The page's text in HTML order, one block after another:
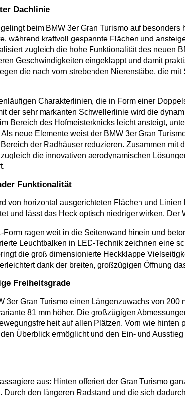
Dachlinie
beim BMW 3er Gran Turismo auf
während kraftvoll gespannte Flächen und
zugleich die hohe Funktionalität des neuen
Geschwindigkeiten eingeklappt und damit
die nach vorn strebenden Nierenstäbe, die
Charakterlinien, die in Form einer
der sehr markanten Schwellerlinie wird die
Bereich des Hofmeisterknicks leicht ansteigt,
neue Elemente weist der BMW 3er Gran
der Radhäuser reduzieren. Zusammen mit
die innovativen aerodynamischen
Funktionalität
von horizontal ausgerichteten Flächen und
und lässt das Heck optisch niedriger wirken.
ragen weit in die Seitenwand hinein und
Leuchtbalken in LED-Technik zeichnen eine
die groß dimensionierte Heckklappe
dank der breiten, großzügigen Öffnung
Freiheitsgrade
3er Gran Turismo einen Längenzuwachs von 200
81 mm höher. Die großzügigen
auf allen Plätzen. Vorn wie hinten
Überblick ermöglicht und den Ein- und
aus: Hinten offeriert der Gran Turismo
den längeren Radstand und die sich